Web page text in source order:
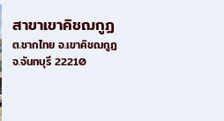
สาขาเขาคิชฌกูฏ
ต.ชากไทย อ.เขาคิชฌกูฏ
จ.จันทบุรี 22210